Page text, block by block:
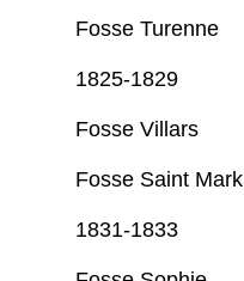
Fosse Turenne
1825-1829
Fosse Villars
Fosse Saint Mark
1831-1833